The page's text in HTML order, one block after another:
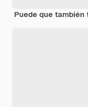
Puede que también